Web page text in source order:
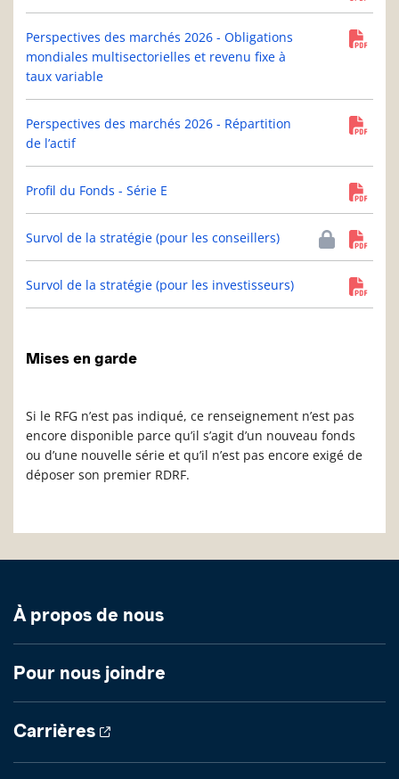
Perspectives des marchés 2026 - Obligations
mondiales multisectorielles et revenu fixe à
taux variable
Perspectives des marchés 2026 - Répartition
de l’actif
Profil du Fonds - Série E
Survol de la stratégie (pour les conseillers)
Survol de la stratégie (pour les investisseurs)
Mises en garde
Si le RFG n’est pas indiqué, ce renseignement n’est pas
encore disponible parce qu’il s’agit d’un nouveau fonds
ou d’une nouvelle série et qu’il n’est pas encore exigé de
déposer son premier RDRF.
À propos de nous
Pour nous joindre
Carrières